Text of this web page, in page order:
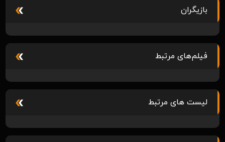
بازیگران
فیلم‌های مرتبط
لیست های مرتبط